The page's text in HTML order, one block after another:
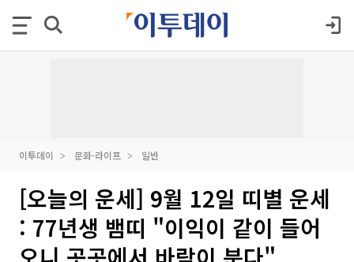
이투데이 문화·라이프 일반
[오늘의 운세] 9월 12일 띠별 운세
: 77년생 뱀띠 "이익이 같이 들어